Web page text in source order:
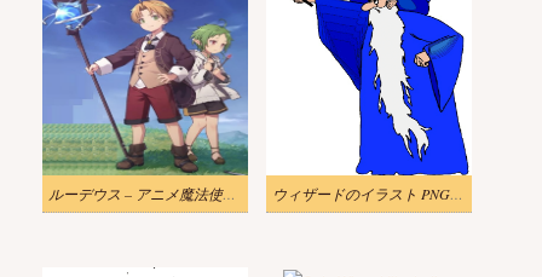
ルーデウス – アニメ魔法使いのイラスト ウィザードのイラスト PNG イメージ